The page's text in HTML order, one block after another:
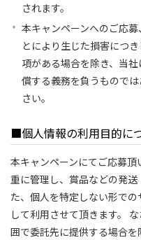
されます。
本キャンペーンへのご応
とにより生じた損害につ
項がある場合を除き、当
償する義務を負うもので
さい。
■個人情報の利用目的に
本キャンペーンにてご応募
重に管理し、賞品などの発
た、個人を特定しない形で
して利用させて頂きます。
囲で委託先に提供する場合